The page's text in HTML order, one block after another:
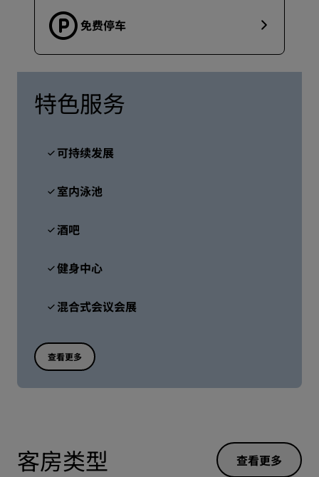
免费停车
特色服务
可持续发展
室内泳池
酒吧
健身中心
混合式会议会展
查看更多
客房类型 查看更多